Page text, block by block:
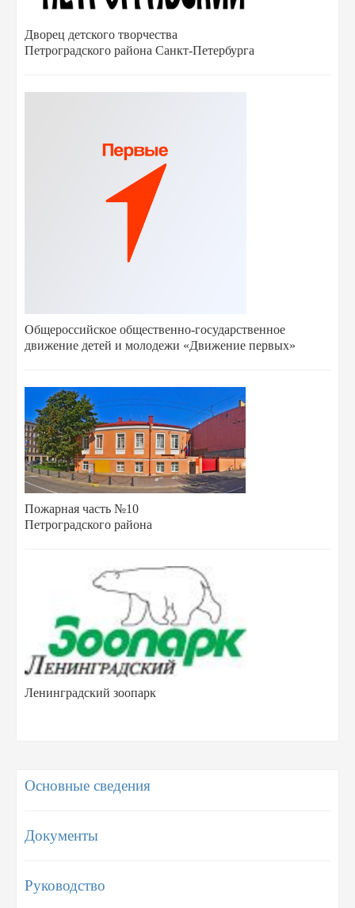
Дворец детского творчества
Петроградского района Санкт-Петербурга
Общероссийское общественно-государственное
движение детей и молодежи «Движение первых»
Пожарная часть №10
Петроградского района
Ленинградский зоопарк
Основные сведения
Документы
Руководство